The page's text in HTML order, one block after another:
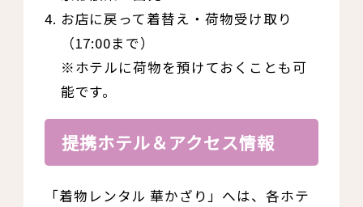
お店に戻って着替え・荷物受け取り
（17:00まで）
※ホテルに荷物を預けておくことも可
能です。
提携ホテル＆アクセス情報
「着物レンタル 華かざり」へは、各ホテ